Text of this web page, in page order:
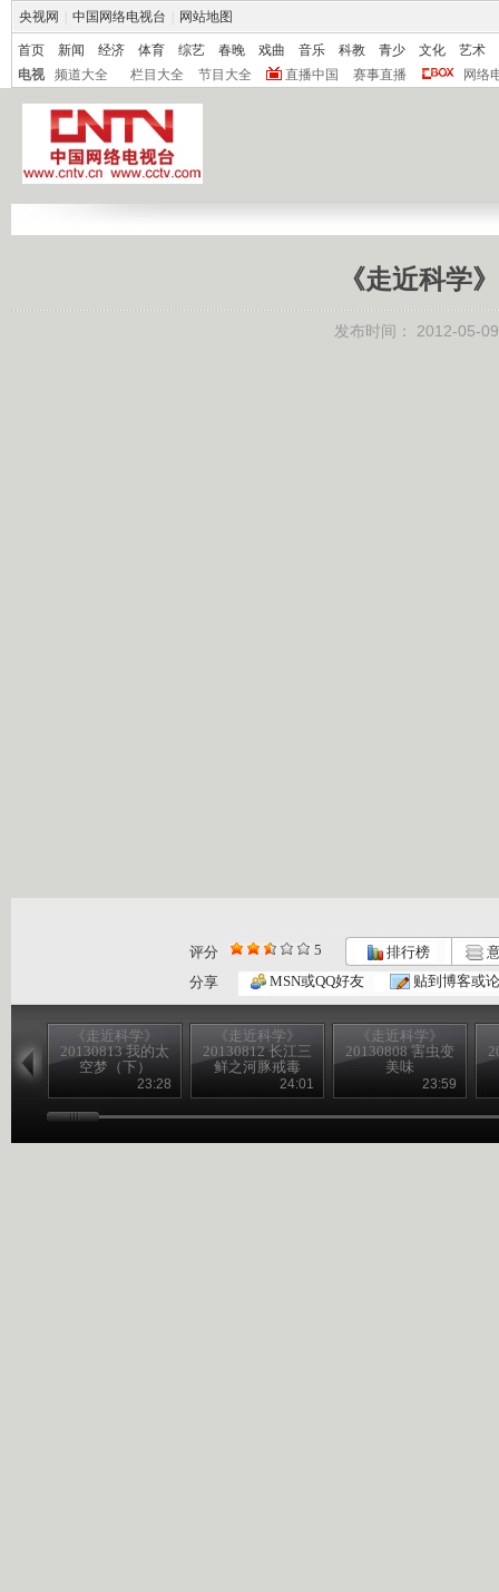
央视网 中国网络电视台 网站地图
首页 新闻 经济 体育 综艺 春晚 戏曲 音乐 科教 青少 文化
艺术
电视
频道大全 栏目大全 节目大全 直播中国 赛事直播 网络
《走近科学
发布时间： 2012-05-
评分 5 排行榜
分享
MSN或QQ好友 贴到博客或
《走近科学》
20130813 我的太
空梦（下）
23:28
《走近科学》
20130812 长江三
鲜之河豚戒毒
24:01
《走近科学》
20130808 害虫变
美味
23:59